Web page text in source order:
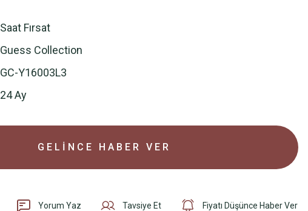
Saat Fırsat
Guess Collection
GC-Y16003L3
24 Ay
GELİNCE HABER VER
Yorum Yaz Tavsiye Et Fiyatı Düşünce Haber Ver